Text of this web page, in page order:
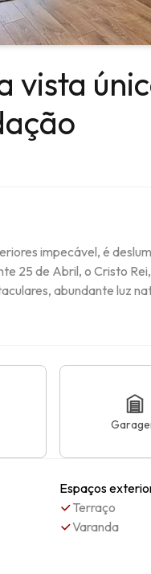
vista
impecável, é
25 de Abril, o Cristo
abundante luz
Espaços
Terraço
Varanda